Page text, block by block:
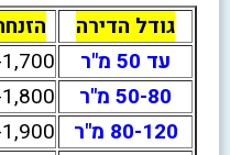
גודל הדירה
עד 50 מ"ר
₪
50-80 מ"ר
₪
80-120 מ"ר
₪